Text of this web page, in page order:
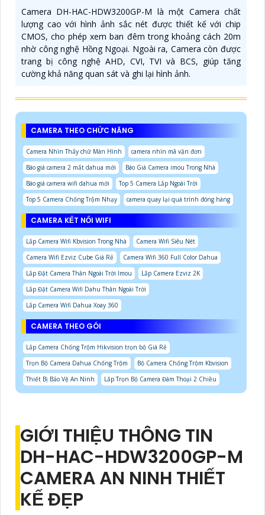
Camera DH-HAC-HDW3200GP-M là một Camera chất
lượng cao với hình ảnh sắc nét được thiết kế với chip
CMOS, cho phép xem ban đêm trong khoảng cách 20m
nhờ công nghệ Hồng Ngoại. Ngoài ra, Camera còn được
trang bị công nghệ AHD, CVI, TVI và BCS, giúp tăng
cường khả năng quan sát và ghi lại hình ảnh.
CAMERA THEO CHỨC NĂNG
Camera Nhìn Thấy chữ Màn Hình
camera nhìn mã vận đơn
Báo giá camera 2 mắt dahua mới
Báo Giá Camera imou Trong Nhà
Báo giá camera wifi dahua mới
Top 5 Camera Lắp Ngoài Trời
Top 5 Camera Chống Trộm Nhạy
camera quay lại quá trình đóng hàng
CAMERA KẾT NỐI WIFI
Lắp Camera Wifi Kbvision Trong Nhà
Camera Wifi Siêu Nét
Camera Wifi Ezviz Cube Giá Rẻ
Camera Wifi 360 Full Color Dahua
Lắp Đặt Camera Thân Ngoài Trời Imou
Lắp Camera Ezviz 2K
Lắp Đặt Camera Wifi Dahu Thân Ngoài Trời
Lắp Camera Wifi Dahua Xoay 360
CAMERA THEO GÓI
Lắp Camera Chống Trộm Hikvision trọn bộ Giá Rẻ
Trọn Bộ Camera Dahua Chống Trộm
Bộ Camera Chống Trộm Kbvision
Thiết Bị Bảo Vệ An Ninh
Lắp Trọn Bộ Camera Đàm Thoại 2 Chiều
GIỚI THIỆU THÔNG TIN
DH-HAC-HDW3200GP-M
CAMERA AN NINH THIẾT
KẾ ĐẸP